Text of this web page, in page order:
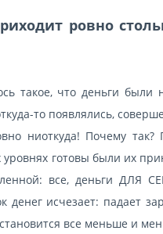
ровно
такое, что деньги были
то появлялись,
ниоткуда! Почему
готовы были их
все, деньги ДЛЯ
денег исчезает: падает
все меньше и